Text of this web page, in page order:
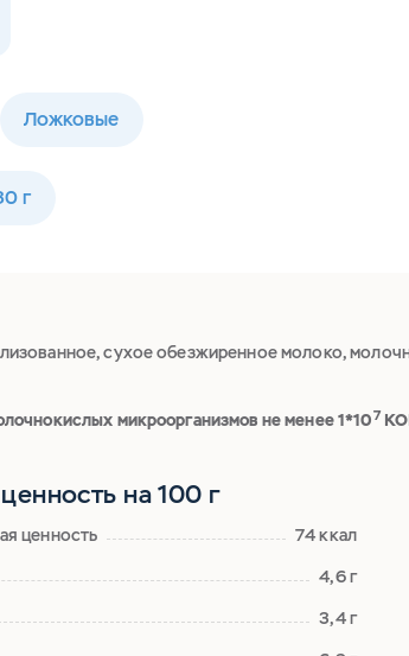
Ложковые
г
сухое обезжиренное молоко,
микроорганизмов не менее 1*107
на 100 г
ценность
74 ккал
4,6 г
3,4 г